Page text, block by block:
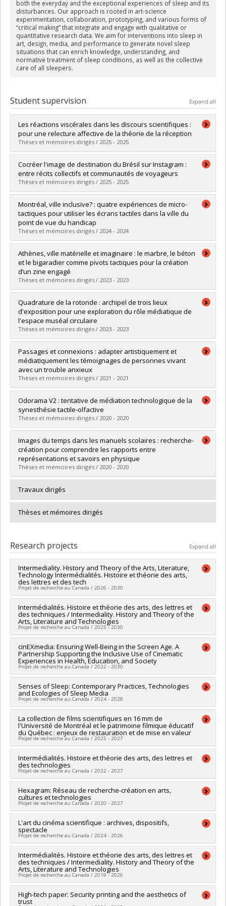
both the everyday and the exceptional experiences of sleep and its
disturbances. Our approach is rooted in art-science
experimentation, collaboration, prototyping, and various forms of
“critical making” that integrate and engage with qualitative or
quantitative research data. We aim for interventions into sleep in
art, design, media, and performance to generate novel sleep
situations that can enrich knowledge, understanding, and
normative treatment of sleep conditions, as well as the collective
care of all sleepers.
Student supervision Expand all
Les réactions viscérales dans les discours scientifiques :
pour une relecture affective de la théorie de la réception
Thèses et mémoires dirigés / 2025 - 2025
Graduate :Thomas, Clément
Cycle :Master's
Grade :M. Sc.
Lien vers le document dans Papyrus
Cocréer l'image de destination du Brésil sur Instagram :
entre récits collectifs et communautés de voyageurs
Thèses et mémoires dirigés / 2025 - 2025
Graduate :Parisi, Julie
Cycle :Master's
Grade :M. Sc.
Lien vers le document dans Papyrus
Montréal, ville inclusive? : quatre expériences de micro-
tactiques pour utiliser les écrans tactiles dans la ville du
point de vue du handicap
Thèses et mémoires dirigés / 2024 - 2024
Graduate :Pilon, Karyann
Cycle :Master's
Grade :M. Sc.
Lien vers le document dans Papyrus
Athènes, ville matérielle et imaginaire : le marbre, le béton
et le bigaradier comme pivots tactiques pour la création
d’un zine engagé
Thèses et mémoires dirigés / 2023 - 2023
Graduate : Vekhoff, Lara
Cycle :Master's
Grade :M. Sc.
Lien vers le document dans Papyrus
Quadrature de la rotonde : archipel de trois lieux
d'exposition pour une exploration du rôle médiatique de
l'espace muséal circulaire
Thèses et mémoires dirigés / 2023 - 2023
Graduate :Seguy, Clara
Cycle :Master's
Grade : M. Sc.
Lien vers le document dans Papyrus
Passages et connexions : adapter artistiquement et
médiatiquement les témoignages de personnes vivant
avec un trouble anxieux
Thèses et mémoires dirigés / 2021 - 2021
Graduate :Boucher, Aurélie
Cycle :Master's
Grade :M. Sc.
Lien vers le document dans Papyrus
Odorama V2 : tentative de médiation technologique de la
synesthésie tactile-olfactive
Thèses et mémoires dirigés / 2020 - 2020
Graduate :Piguet, Géraldine
Cycle :Master's
Grade :M. Sc.
Lien vers le document dans Papyrus
Images du temps dans les manuels scolaires : recherche-
création pour comprendre les rapports entre
représentations et savoirs en physique
Thèses et mémoires dirigés / 2020 - 2020
Graduate :Roy, Marie-Maude
Lien vers le document dans Papyrus
Travaux dirigés
Thèses et mémoires dirigés
Research projects Expand all
Intermediality. History and Theory of the Arts, Literature,
Technology Intermédialités. Histoire et théorie des arts,
des lettres et des tech
Projet de recherche au Canada / 2026 - 2030
Lead researcher :Aleksandra Kaminska
Funding sources: CRSH/Conseil de recherches en sciences
humaines du Canada
Grant programs:PVX31065-Aide aux revues savantes et de
transfert -- Subvention générale
Intermédialités. Histoire et théorie des arts, des lettres et
des techniques / Intermediality. History and Theory of the
Arts, Literature and Technologies
Projet de recherche au Canada / 2025 - 2030
Lead researcher :Aleksandra Kaminska
Funding sources:FRQSC/Fonds de recherche du Québec -
Société et culture (FQRSC)
Grant programs:PVXXXXXX-(RE) Soutien publication de
revues et de transfert de connaissance (conf, coll, revues
etc...)
cinEXmedia: Ensuring Well-Being in the Screen Age. A
Partnership Supporting the Inclusive Use of Cinematic
Experiences in Health, Education, and Society
Projet de recherche au Canada / 2022 - 2030
Funding sources: CRSH/Conseil de recherches en sciences
humaines du Canada
Grant programs:
Senses of Sleep: Contemporary Practices, Technologies
and Ecologies of Sleep Media
Projet de recherche au Canada / 2024 - 2028
Lead researcher : Alanna Thain
Co-researchers : Aleksandra Kaminska
Funding sources:CRSH/Conseil de recherches en sciences
humaines du Canada
Grant programs: PVXXXXXX-Subvention Savoir
La collection de films scientifiques en 16 mm de
l'Université de Montréal et le patrimoine filmique éducatif
du Québec : enjeux de restauration et de mise en valeur
Projet de recherche au Canada / 2025 - 2027
Lead researcher :André Habib
Co-researchers : Micheline Cambron
Santiago Hidalgo
humaines du Canada
Grant programs:PVXXXXXX-Subvention d'engagement
partenarial
Intermédialités. Histoire et théorie des arts, des lettres et
des technologies
Projet de recherche au Canada / 2022 - 2027
Lead researcher :James Cisneros,Aleksandra Kaminska
Funding sources:CRSH/Conseil de recherches en sciences
humaines du Canada
transfert -- Subvention générale
Hexagram: Réseau de recherche-création en arts,
cultures et technologies
Projet de recherche au Canada / 2020 - 2027
Co-researchers :Aleksandra Kaminska
Funding sources:
FRQSC/Fonds de recherche du Québec -
Société et culture (FQRSC)
stratégiques
L'art du cinéma scientifique : archives, dispositifs,
spectacle
Projet de recherche au Canada / 2024 - 2026
Lead researcher :André Habib
Co-researchers : Aleksandra Kaminska ,Annaëlle Winand
Funding sources:CRSH/Conseil de recherches en sciences
humaines du Canada
Grant programs: PV152160-Subvention Connexion
Intermédialités. Histoire et théorie des arts, des lettres et
des techniques / Intermediality. History and Theory of the
Arts, Literature and Technologies
Projet de recherche au Canada / 2019 - 2026
Lead researcher : Marion Froger, James Cisneros
Co-researchers :
Aleksandra Kaminska
High-tech paper: Security printing and the aesthetics of
trust